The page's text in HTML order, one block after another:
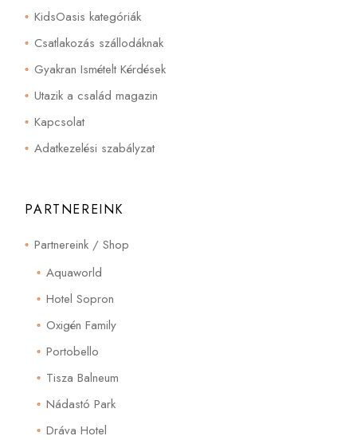
KidsOasis kategóriák
Csatlakozás szállodáknak
Gyakran Ismételt Kérdések
Utazik a család magazin
Kapcsolat
Adatkezelési szabályzat
PARTNEREINK
Partnereink / Shop
Aquaworld
Hotel Sopron
Oxigén Family
Portobello
Tisza Balneum
Nádastó Park
Dráva Hotel